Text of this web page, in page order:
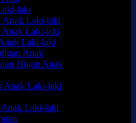
laki
Anak Laki-laki
Anak Laki-laki
Laki-laki
Anak
Hujan Anak
Anak Laki-laki
Laki-laki